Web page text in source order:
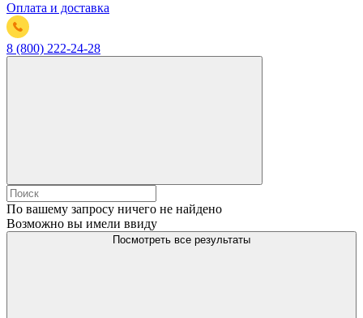
Оплата и доставка
8 (800) 222-24-28
По вашему запросу ничего не найдено
Возможно вы имели ввиду
Посмотреть все результаты